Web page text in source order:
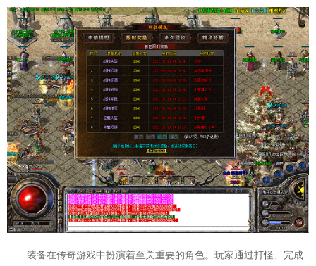
装备在传奇游戏中扮演着至关重要的角色。玩家通过打怪、完成